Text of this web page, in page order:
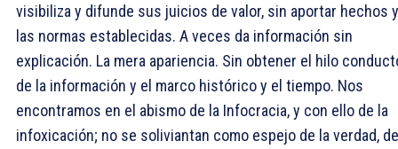
visibiliza y difunde sus juicios de valor, sin aportar hechos y
las normas establecidas. A veces da información sin
explicación. La mera apariencia. Sin obtener el hilo
de la información y el marco histórico y el tiempo. Nos
encontramos en el abismo de la Infocracia, y con ello de la
infoxicación; no se soliviantan como espejo de la verdad,